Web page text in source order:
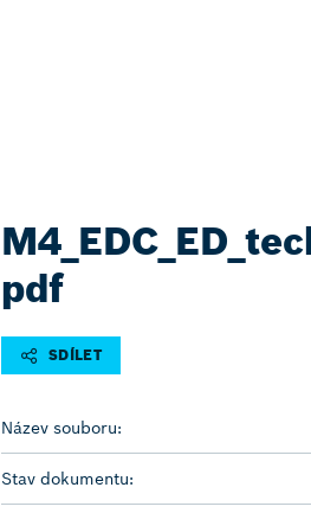
pdf
SDÍLET
Název souboru:
Stav dokumentu: